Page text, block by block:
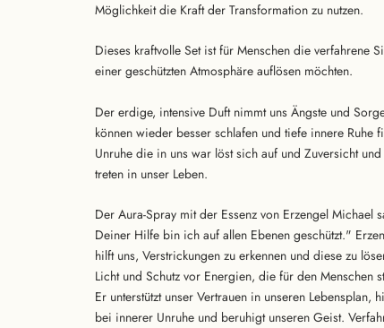
Möglichkeit die Kraft der Transformation zu nutzen.
Dieses kraftvolle Set ist für Menschen die verfahrene
einer geschützten Atmosphäre auflösen möchten.
Der erdige, intensive Duft nimmt uns Ängste und
können wieder besser schlafen und tiefe innere Ruhe
Unruhe die in uns war löst sich auf und Zuversicht
treten in unser Leben.
Der Aura-Spray mit der Essenz von Erzengel Michael
Deiner Hilfe bin ich auf allen Ebenen geschützt."
hilft uns, Verstrickungen zu erkennen und diese zu
Licht und Schutz vor Energien, die für den Menschen
Er unterstützt unser Vertrauen in unseren Lebensplan,
bei innerer Unruhe und beruhigt unseren Geist.